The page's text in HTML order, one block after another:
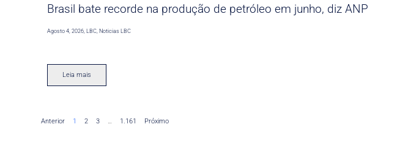
Brasil bate recorde na produção de petróleo em junho, diz ANP
Agosto 4, 2026 ,LBC Noticias LBC
Leia mais
Anterior 1 2 3 … 1.161 Próximo